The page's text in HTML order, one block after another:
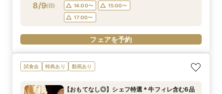
8/9(日)
14:00〜
15:00〜
17:00〜
フェアを予約
試食会 特典あり 動画あり
【おもてなし◎】シェフ特選＊牛フィレ含む6品